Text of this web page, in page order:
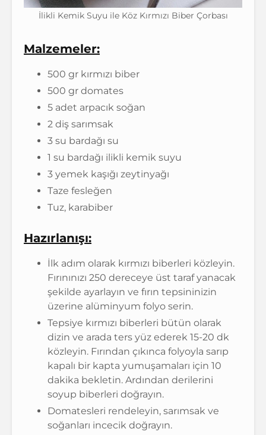
İlikli Kemik Suyu ile Köz Kırmızı Biber Çorbası
Malzemeler:
500 gr kırmızı biber
500 gr domates
5 adet arpacık soğan
2 diş sarımsak
3 su bardağı su
1 su bardağı ilikli kemik suyu
3 yemek kaşığı zeytinyağı
Taze fesleğen
Tuz, karabiber
Hazırlanışı:
İlk adım olarak kırmızı biberleri közleyin.
Fırınınızı 250 dereceye üst taraf yanacak
şekilde ayarlayın ve fırın tepsininizin
üzerine alüminyum folyo serin.
Tepsiye kırmızı biberleri bütün olarak
dizin ve arada ters yüz ederek 15-20 dk
közleyin. Fırından çıkınca folyoyla sarıp
kapalı bir kapta yumuşamaları için 10
dakika bekletin. Ardından derilerini
soyup biberleri doğrayın.
Domatesleri rendeleyin, sarımsak ve
soğanları incecik doğrayın.